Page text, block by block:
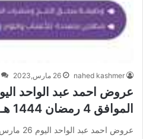
nahed kashmer 26 مارس,2023
الموافق 4 رمضان 1444 هـ عروض رمضان